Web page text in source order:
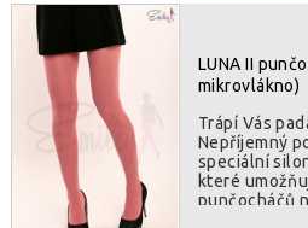
LUNA II
mikrovlákno)
Trápí Vás
Nepříjemný
speciální
které
punčocháčů